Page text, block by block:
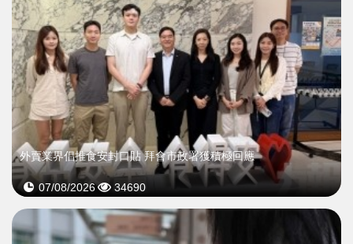
外賣業界倡推食安封口貼 拜會市政署獲積極回應
07/08/2026 34690